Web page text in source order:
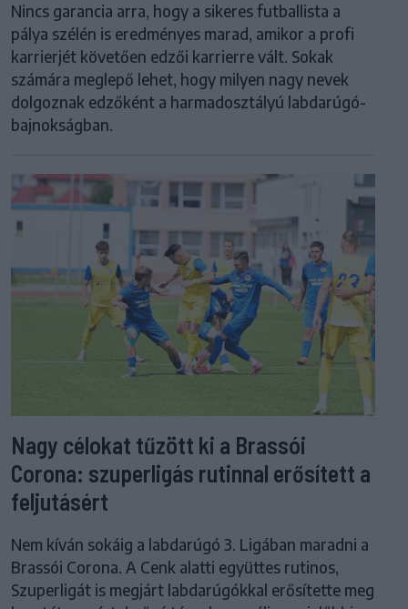
Nincs garancia arra, hogy a sikeres futballista a
pálya szélén is eredményes marad, amikor a profi
karrierjét követően edzői karrierre vált. Sokak
számára meglepő lehet, hogy milyen nagy nevek
dolgoznak edzőként a harmadosztályú labdarúgó-
bajnokságban.
Nagy célokat tűzött ki a Brassói
Corona: szuperligás rutinnal erősített a
feljutásért
Nem kíván sokáig a labdarúgó 3. Ligában maradni a
Brassói Corona. A Cenk alatti együttes rutinos,
Szuperligát is megjárt labdarúgókkal erősítette meg